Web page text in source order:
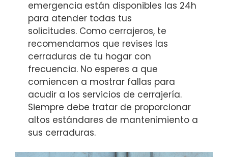
emergencia están disponibles las 24h
para atender todas tus
solicitudes. Como cerrajeros, te
recomendamos que revises las
cerraduras de tu hogar con
frecuencia. No esperes a que
comiencen a mostrar fallas para
acudir a los servicios de cerrajería.
Siempre debe tratar de proporcionar
altos estándares de mantenimiento a
sus cerraduras.